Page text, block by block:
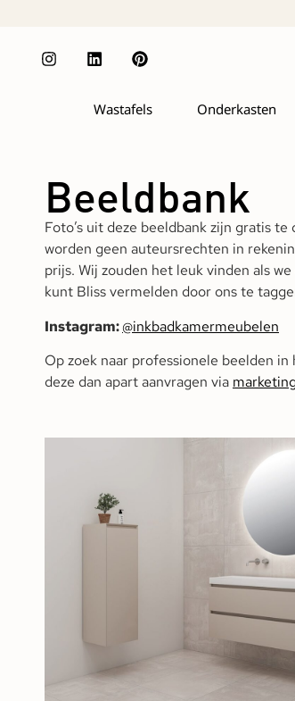
Wastafels Onderkasten
Beeldbank
Foto’s uit deze beeldbank zijn gratis
worden geen auteursrechten in
prijs. Wij zouden het leuk vinden als
kunt Bliss vermelden door ons te
Instagram:@inkbadkamermeubelen
Op zoek naar professionele beelden
deze dan apart aanvragen via